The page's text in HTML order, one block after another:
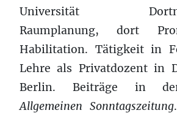
Universität
Raumplanung, dort
Habilitation. Tätigkeit in
Lehre als Privatdozent in
Berlin. Beiträge in
Allgemeinen Sonntagszeitung